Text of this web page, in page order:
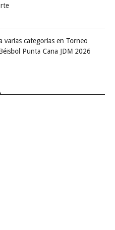
varias categorías en Torneo
Punta Cana JDM 2026